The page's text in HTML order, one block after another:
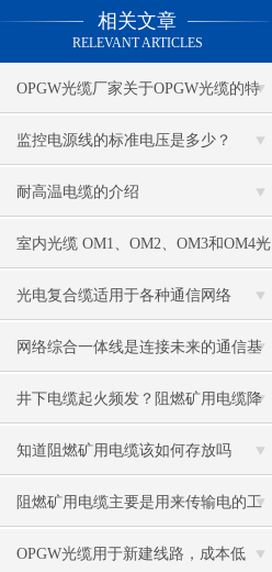
相关文章
RELEVANT ARTICLES
OPGW光缆厂家关于OPGW光缆的特
点用途说明
监控电源线的标准电压是多少？
耐高温电缆的介绍
室内光缆 OM1、OM2、OM3和OM4光
纤之间有什么区别？
光电复合缆适用于各种通信网络
网络综合一体线是连接未来的通信基
础设施
井下电缆起火频发？阻燃矿用电缆降
低瓦斯爆炸风险
知道阻燃矿用电缆该如何存放吗
阻燃矿用电缆主要是用来传输电的工
作的
OPGW光缆用于新建线路，成本低